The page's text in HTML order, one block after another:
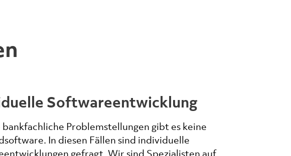
Softwareentwicklung
bankfachliche Problemstellungen gibt es keine
In diesen Fällen sind individuelle
gefragt. Wir sind Spezialisten auf